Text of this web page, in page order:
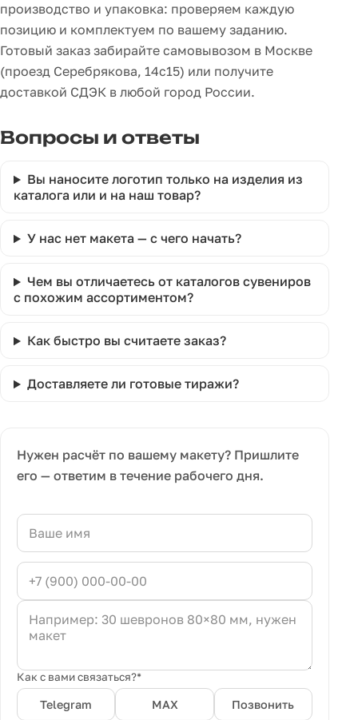
производство и упаковка: проверяем каждую
позицию и комплектуем по вашему заданию.
Готовый заказ забирайте самовывозом в Москве
(проезд Серебрякова, 14с15) или получите
доставкой СДЭК в любой город России.
Вопросы и ответы
Вы наносите логотип только на изделия из
каталога или и на наш товар?
У нас нет макета — с чего начать?
Чем вы отличаетесь от каталогов сувениров
с похожим ассортиментом?
Как быстро вы считаете заказ?
Доставляете ли готовые тиражи?
Нужен расчёт по вашему макету? Пришлите
его — ответим в течение рабочего дня.
Как с вами связаться?*
Telegram MAX Позвонить